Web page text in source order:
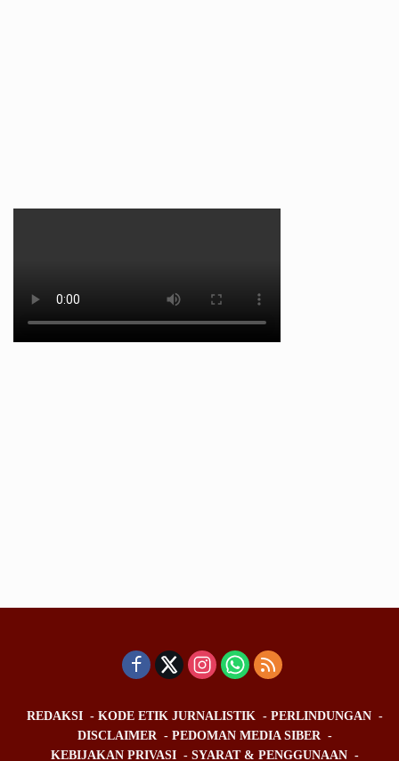
REDAKSI KODE ETIK JURNALISTIK
PERLINDUNGAN
DISCLAIMER
PEDOMAN MEDIA SIBER
KEBIJAKAN PRIVASI
SYARAT & PENGGUNAAN